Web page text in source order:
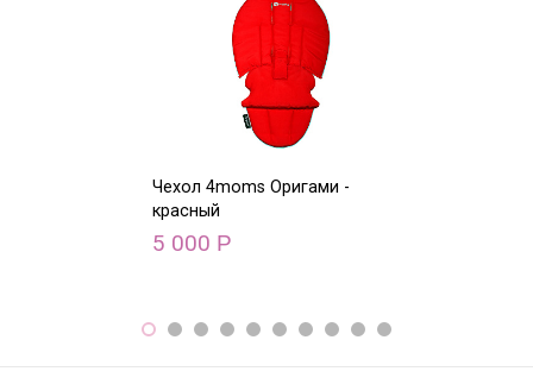
Чехол 4moms Оригами -
красный
5 000 Р